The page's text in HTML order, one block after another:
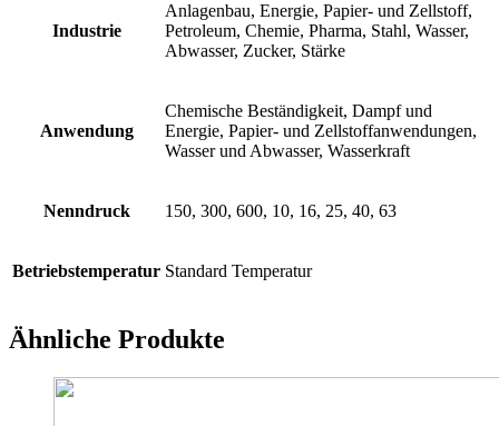
Industrie
Anlagenbau, Energie, Papier- und Zellstoff,
Petroleum, Chemie, Pharma, Stahl, Wasser,
Abwasser, Zucker, Stärke
Anwendung
Chemische Beständigkeit, Dampf und
Energie, Papier- und Zellstoffanwendungen,
Wasser und Abwasser, Wasserkraft
Nenndruck 150, 300, 600, 10, 16, 25, 40, 63
Betriebstemperatur Standard Temperatur
Ähnliche Produkte